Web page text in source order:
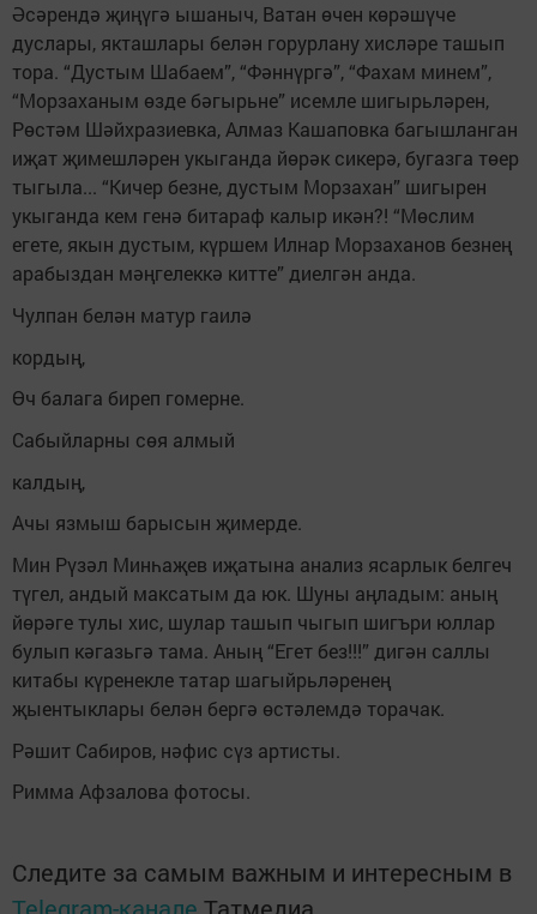
Әсәрендә җиңүгә ышаныч, Ватан өчен көрәшүче
дуслары, якташлары белән горурлану хисләре ташып
тора. “Дустым Шабаем”, “Фәннүргә”, “Фахам минем”,
“Морзаханым өзде бәгырьне” исемле шигырьләрен,
Рөстәм Шәйхразиевка, Алмаз Кашаповка багышланган
иҗат җимешләрен укыганда йөрәк сикерә, бугазга төер
тыгыла... “Кичер безне, дустым Морзахан” шигырен
укыганда кем генә битараф калыр икән?! “Мөслим
егете, якын дустым, күршем Илнар Морзаханов безнең
арабыздан мәңгелеккә китте” диелгән анда.
Чулпан белән матур гаилә
кордың,
Өч балага биреп гомерне.
Сабыйларны сөя алмый
калдың,
Ачы язмыш барысын җимерде.
Мин Рүзәл Минһаҗев иҗатына анализ ясарлык белгеч
түгел, андый максатым да юк. Шуны аңладым: аның
йөрәге тулы хис, шулар ташып чыгып шигъри юллар
булып кәгазьгә тама. Аның “Егет без!!!” дигән саллы
китабы күренекле татар шагыйрьләренең
җыентыклары белән бергә өстәлемдә торачак.
Рәшит Сабиров, нәфис сүз артисты.
Римма Афзалова фотосы.
Следите за самым важным и интересным в